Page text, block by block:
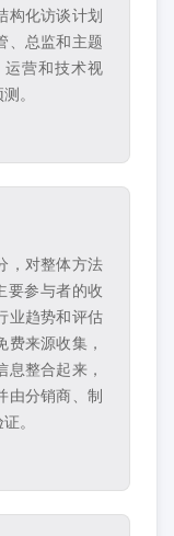
构化访谈计划
、总监和主题
营和技术视
。
，对整体方法
要参与者的收
业趋势和评估
来源收集，
整合起来，
由分销商、制
。